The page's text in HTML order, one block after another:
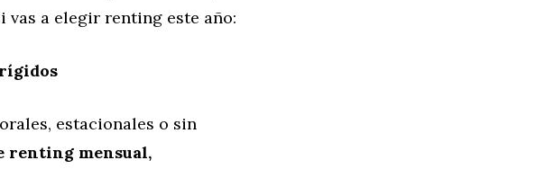
vas a elegir renting este año:
estacionales o sin
renting mensual,